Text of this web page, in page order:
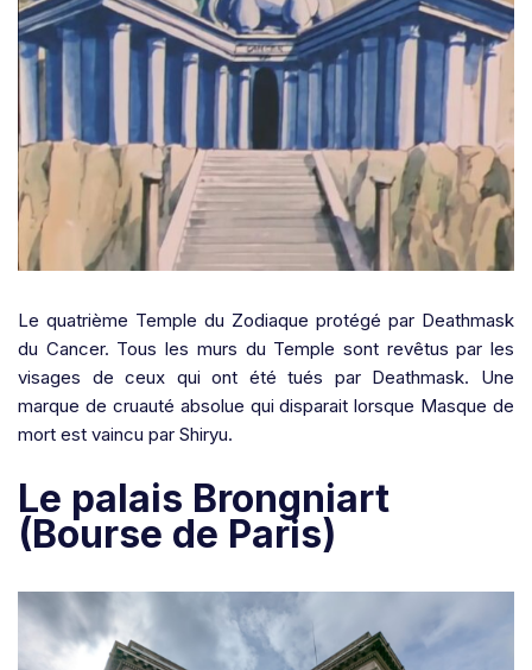
Le quatrième Temple du Zodiaque protégé par Deathmask
du Cancer. Tous les murs du Temple sont revêtus par les
visages de ceux qui ont été tués par Deathmask. Une
marque de cruauté absolue qui disparait lorsque Masque de
mort est vaincu par Shiryu.
Le palais Brongniart
(Bourse de Paris)